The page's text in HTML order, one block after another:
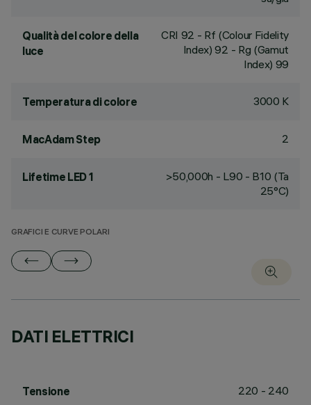
Qualità del colore della
luce
CRI 92 - Rf (Colour Fidelity
Index) 92 - Rg (Gamut
Index) 99
Temperatura di colore 3000 K
MacAdam Step 2
Lifetime LED 1
>50,000h - L90 - B10 (Ta
25°C)
GRAFICI E CURVE POLARI
DATI ELETTRICI
Tensione 220 - 240